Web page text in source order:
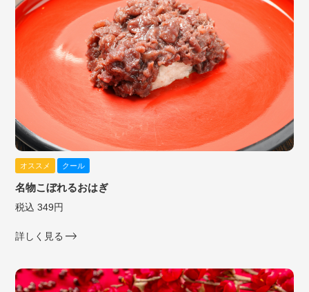
オススメ クール
名物こぼれるおはぎ
税込 349円
詳しく見る